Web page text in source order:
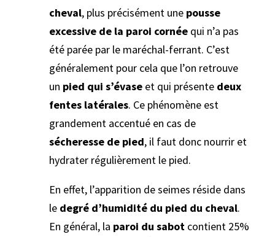
cheval, plus précisément une pousse
excessive de la paroi cornée qui n’a pas
été parée par le maréchal-ferrant. C’est
généralement pour cela que l’on retrouve
un pied qui s’évase et qui présente deux
fentes latérales. Ce phénomène est
grandement accentué en cas de
sécheresse de pied, il faut donc nourrir et
hydrater régulièrement le pied.
En effet, l’apparition de seimes réside dans
le degré d’humidité du pied du cheval.
En général, la paroi du sabot contient 25%